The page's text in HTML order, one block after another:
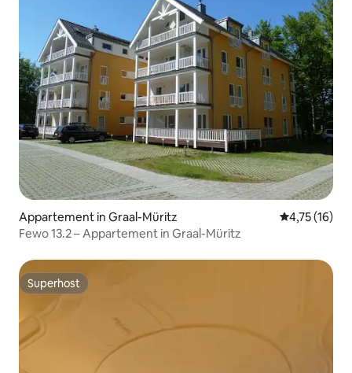
Appartement in Graal-Müritz Gemiddelde
4,75 (16)
Fewo 13.2 – Appartement in Graal-Müritz
Superhost
Superhost